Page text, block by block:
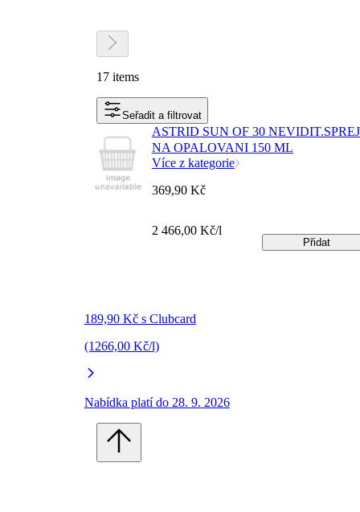
17 items
Seřadit a filtrovat
ASTRID SUN OF 30 NEVIDIT.SPREJ
NA OPALOVANI 150 ML
Více z kategorie
189,90 Kč s Clubcard
(1266,00 Kč/l)
Nabídka platí do 28. 9. 2026
369,90 Kč
2 466,00 Kč/l
Přidat